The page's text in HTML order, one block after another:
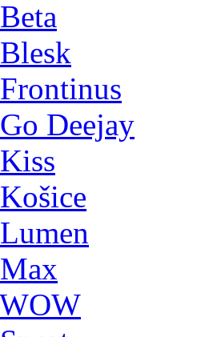
Deejay